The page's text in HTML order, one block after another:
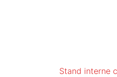
Stand interne